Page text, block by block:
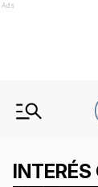
Ads
INTERÉS